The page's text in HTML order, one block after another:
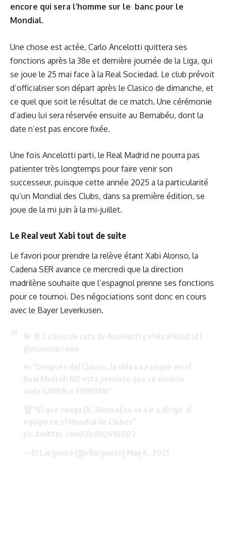
encore qui sera l’homme sur le banc pour le
Mondial.
Une chose est actée, Carlo Ancelotti quittera ses
fonctions après la 38e et dernière journée de la Liga, qui
se joue le 25 mai face à la Real Sociedad. Le club prévoit
d’officialiser son départ après le Clasico de dimanche, et
ce quel que soit le résultat de ce match. Une cérémonie
d’adieu lui sera réservée ensuite au Bernabéu, dont la
date n’est pas encore fixée.
Une fois Ancelotti parti, le Real Madrid ne pourra pas
patienter très longtemps pour faire venir son
successeur, puisque cette année 2025 a la particularité
qu’un Mondial des Clubs, dans sa première édition, se
joue de la mi juin à la mi-juillet.
Le Real veut Xabi tout de suite
Le favori pour prendre la relève étant Xabi Alonso, la
Cadena SER avance ce mercredi que la direction
madrilène souhaite que l’espagnol prenne ses fonctions
pour ce tournoi. Des négociations sont donc en cours
avec le Bayer Leverkusen.